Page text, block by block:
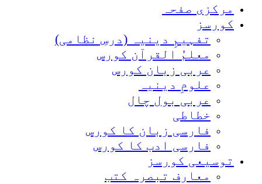
مرکزی صفحہ
کورسز
تفہیمِ دینیہ (درسِ نظامی)
معلمُ القرآن کورس
عربی زبان کورس
علومِ دینیہ
عربی بول چال
خطاطی
فارسی زبان کا کورس
فارسی ادب کا کورس
توسیعی کورسز
معارف تبصرہ کتب